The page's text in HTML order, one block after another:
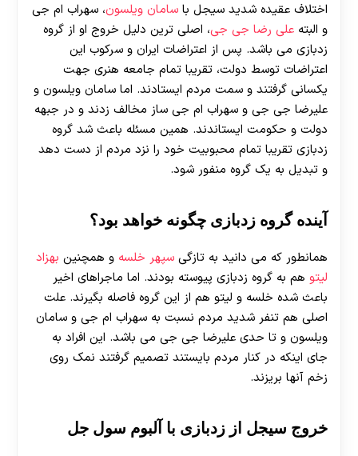
اختلاف عقیده شدید سیجل با سامان ویلسون، سهراب ام جی
و البته علی رضا جی جی، اصلی ترین دلیل خروج او از گروه
زدبازی می باشد. پس از اعتراضات ایران و سرکوب این
اعتراضات توسط دولت، تقریبا تمام جامعه هنری جهت
یکسانی گرفتند و سمت مردم ایستادند. اما سامان ویلسون و
علیرضا جی جی و سهراب ام جی ساز مخالف زدند و در جبهه
دولت و حکومت ایستاندند. همین مسئله باعث شد گروه
زدبازی تقریبا تمام محبوبیت خود را نزد مردم از دست دهد
و تبدیل به یک گروه منفور شود.
آینده گروه زدبازی چگونه خواهد بود؟
همانطور که می دانید به تازگی سپهر خلسه و همچنین بهزاد
لیتو هم به گروه زدبازی پیوسته بودند. اما ماجراهای اخیر
باعث شده خلسه و لیتو هم از این گروه فاصله بگیرند. علت
اصلی هم تنفر شدید مردم نسبت به سهراب ام جی و سامان
ویلسون و تا حدی علیرضا جی جی می باشد. این افراد به
جای اینکه در کنار مردم بایستند تصمیم گرفتند نمک روی
زخم آنها بریزند.
خروج سیجل از زدبازی با آلبوم سول‌ جل